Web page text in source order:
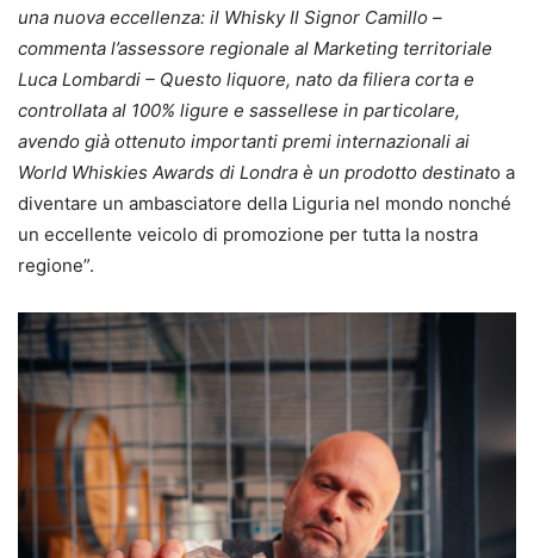
una nuova eccellenza: il Whisky Il Signor Camillo –
commenta l’assessore regionale al Marketing territoriale
Luca Lombardi – Questo liquore, nato da filiera corta e
controllata al 100% ligure e sassellese in particolare,
avendo già ottenuto importanti premi internazionali ai
World Whiskies Awards di Londra è un prodotto destinato a
diventare un ambasciatore della Liguria nel mondo nonché
un eccellente veicolo di promozione per tutta la nostra
regione”.